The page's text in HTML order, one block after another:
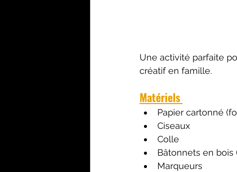
Une activité parfaite
créatif en famille.
Matériels
Papier cartonné
Ciseaux
Colle
Bâtonnets en bois
Marqueurs